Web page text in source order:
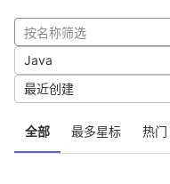
全部 最多星标 热门
Java
最近创建